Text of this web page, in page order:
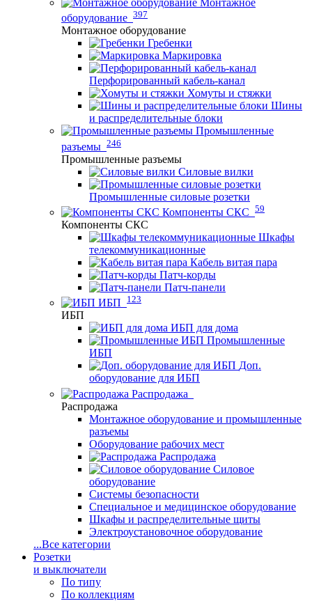
Монтажное
оборудование 397
Монтажное оборудование
Гребенки
Маркировка
Перфорированный кабель-канал
Хомуты и стяжки
Шины
и распределительные блоки
Промышленные
разъемы 246
Промышленные разъемы
Силовые вилки
Промышленные силовые розетки
Компоненты СКС 59
Компоненты СКС
Шкафы
телекоммуникационные
Кабель витая пара
Патч-корды
Патч-панели
ИБП
123
ИБП
ИБП для дома
Промышленные
ИБП
Доп.
оборудование для ИБП
Распродажа
Распродажа
Монтажное оборудование и промышленные
разъемы
Оборудование рабочих мест
Распродажа
Силовое
оборудование
Системы безопасности
Специальное и медицинское оборудование
Шкафы и распределительные щиты
Электроустановочное оборудование
...Все категории
Розетки
и выключатели
По типу
По коллекциям